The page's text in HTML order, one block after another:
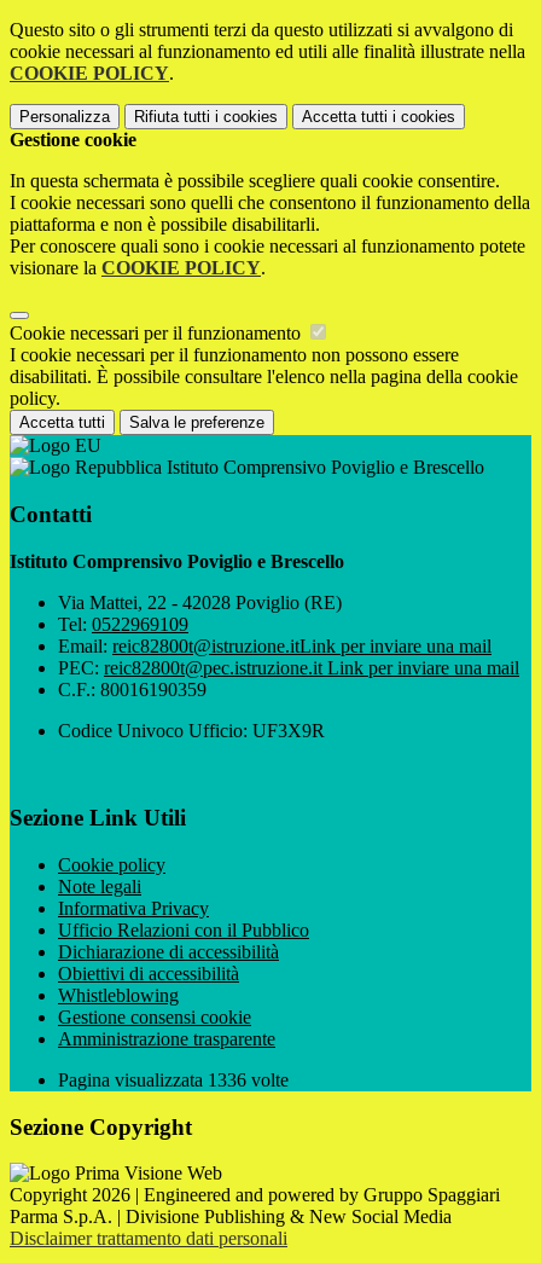
Questo sito o gli strumenti terzi da questo utilizzati si avvalgono di
cookie necessari al funzionamento ed utili alle finalità illustrate nella
COOKIE POLICY.
Personalizza Rifiuta tutti i cookies Accetta tutti i cookies
Gestione cookie
In questa schermata è possibile scegliere quali cookie consentire.
I cookie necessari sono quelli che consentono il funzionamento della
piattaforma e non è possibile disabilitarli.
Per conoscere quali sono i cookie necessari al funzionamento potete
visionare la COOKIE POLICY.
Cookie necessari per il funzionamento
I cookie necessari per il funzionamento non possono essere
disabilitati. È possibile consultare l'elenco nella pagina della cookie
policy.
Accetta tutti Salva le preferenze
Istituto Comprensivo Poviglio e Brescello
Contatti
Istituto Comprensivo Poviglio e Brescello
Via Mattei, 22 - 42028 Poviglio (RE)
Tel: 0522969109
Email: reic82800t@istruzione.itLink per inviare una mail
PEC: reic82800t@pec.istruzione.it Link per inviare una mail
C.F.: 80016190359
Codice Univoco Ufficio: UF3X9R
Sezione Link Utili
Cookie policy
Note legali
Informativa Privacy
Ufficio Relazioni con il Pubblico
Dichiarazione di accessibilità
Obiettivi di accessibilità
Whistleblowing
Gestione consensi cookie
Amministrazione trasparente
Pagina visualizzata 1336 volte
Sezione Copyright
Copyright 2026 | Engineered and powered by Gruppo Spaggiari
Parma S.p.A. | Divisione Publishing & New Social Media
Disclaimer trattamento dati personali